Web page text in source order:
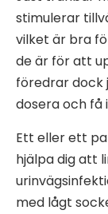
stimulerar
vilket är bra
de är för att
föredrar dock
dosera och få
Ett eller ett
hjälpa dig att
med lågt